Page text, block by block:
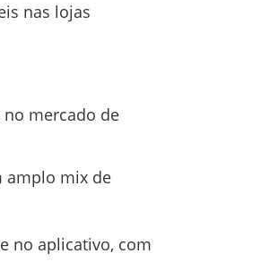
nas lojas
no mercado de
amplo mix de
no aplicativo, com